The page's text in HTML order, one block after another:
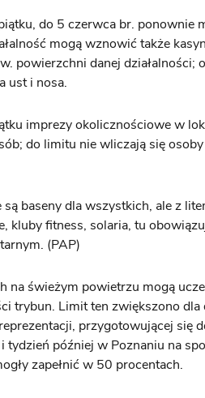
do 5 czerwca br. ponownie
mogą wznowić także
powierzchni danej działalności;
ust i nosa.
imprezy okolicznościowe w
do limitu nie wliczają się osoby
baseny dla wszystkich, ale z
kluby fitness, solaria, tu
(PAP)
na świeżym powietrzu mogą
trybun. Limit ten zwiększono dla
przygotowującej się
tydzień później w Poznaniu na
zapełnić w 50 procentach.